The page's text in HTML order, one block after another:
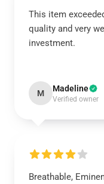
This item
quality and very
investment.
M Madeline
Verified owner
Breathable,